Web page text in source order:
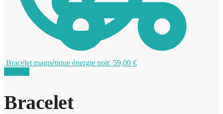
Bracelet magnétique énergie noir. 59,00 €
Bracelet